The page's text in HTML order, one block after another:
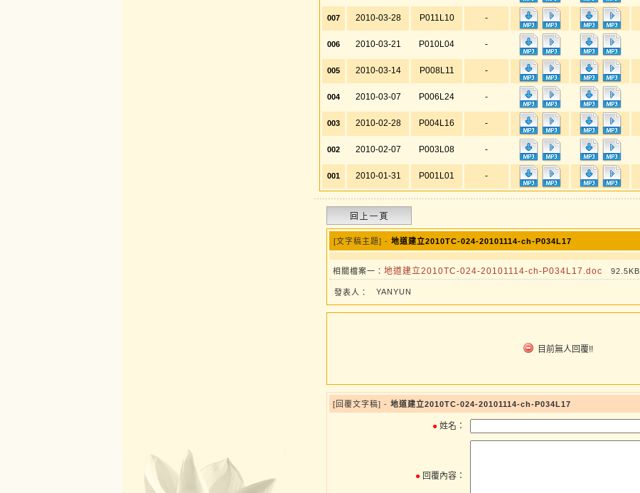
007 2010-03-28 P011L10 -
006 2010-03-21 P010L04 -
005 2010-03-14 P008L11 -
004 2010-03-07 P006L24 -
003 2010-02-28 P004L16 -
002 2010-02-07 P003L08 -
001 2010-01-31 P001L01 -
[文字稿主題] - 地道建立2010TC-024-20101114-ch-P034L17
相關檔案一： 地道建立2010TC-024-20101114-ch-P034L17.doc 92.5KB
發表人： YANYUN
目前無人回覆!!
[回覆文字稿] - 地道建立2010TC-024-20101114-ch-P034L17
● 姓名：
● 回覆內容：